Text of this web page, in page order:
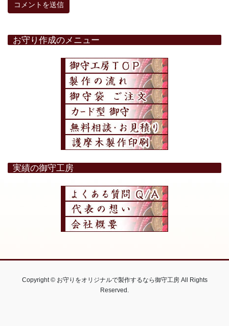
お守り作成のメニュー
実績の御守工房
Copyright © お守りをオリジナルで製作するなら御守工房 All Rights
Reserved.